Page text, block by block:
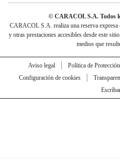
© CARACOL S.A. Todos
CARACOL S.A. realiza una reserva expresa
y otras prestaciones accesibles desde este
medios que
Aviso legal Política de
Configuración de cookies